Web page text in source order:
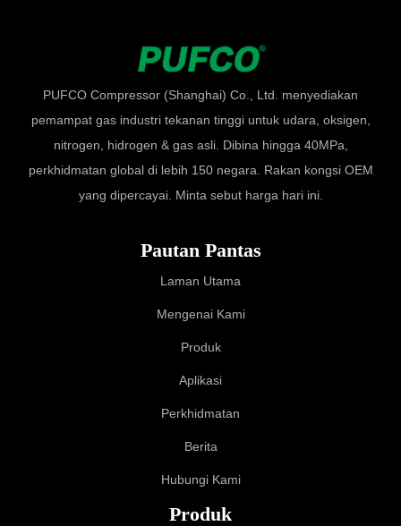
PUFCO Compressor (Shanghai) Co., Ltd. menyediakan
pemampat gas industri tekanan tinggi untuk udara, oksigen,
nitrogen, hidrogen & gas asli. Dibina hingga 40MPa,
perkhidmatan global di lebih 150 negara. Rakan kongsi OEM
yang dipercayai. Minta sebut harga hari ini.
Pautan Pantas
Laman Utama
Mengenai Kami
Produk
Aplikasi
Perkhidmatan
Berita
Hubungi Kami
Produk